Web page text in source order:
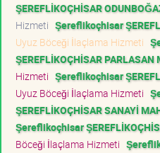
ŞEREFLİKOÇHİSAR
Hizmeti Şereflikoçhisar
Uyuz Böceği İlaçlama Hizmeti
ŞEREFLİKOÇHİSAR PARLASAN
Hizmeti Şereflikoçhisar
Uyuz Böceği İlaçlama Hizmeti
ŞEREFLİKOÇHİSAR SANAYİ
Şereflikoçhisar
Böceği İlaçlama Hizmeti